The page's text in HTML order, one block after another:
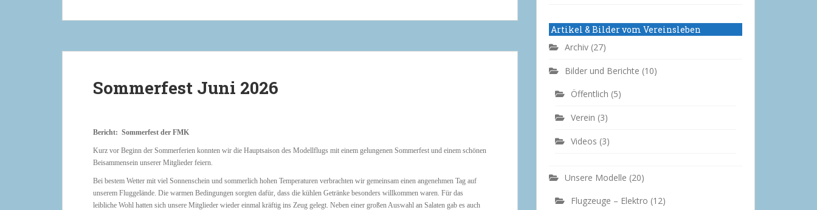
Sommerfest Juni 2026
Bericht: Sommerfest der FMK
Kurz vor Beginn der Sommerferien konnten wir die Hauptsaison des Modellflugs mit einem gelungenen Sommerfest und einem schönen
Beisammensein unserer Mitglieder feiern.
Bei bestem Wetter mit viel Sonnenschein und sommerlich hohen Temperaturen verbrachten wir gemeinsam einen angenehmen Tag auf
unserem Fluggelände. Die warmen Bedingungen sorgten dafür, dass die kühlen Getränke besonders willkommen waren. Für das
leibliche Wohl hatten sich unsere Mitglieder wieder einmal kräftig ins Zeug gelegt. Neben einer großen Auswahl an Salaten gab es auch
Artikel & Bilder vom Vereinsleben
Archiv (27)
Bilder und Berichte (10)
Öffentlich (5)
Verein (3)
Videos (3)
Unsere Modelle (20)
Flugzeuge – Elektro (12)